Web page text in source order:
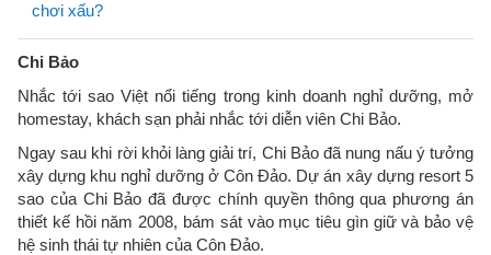
chơi xấu?
Chi Bảo
Nhắc tới sao Việt nổi tiếng trong kinh doanh nghỉ dưỡng, mở
homestay, khách sạn phải nhắc tới diễn viên Chi Bảo.
Ngay sau khi rời khỏi làng giải trí, Chi Bảo đã nung nấu ý tưởng
xây dựng khu nghỉ dưỡng ở Côn Đảo. Dự án xây dựng resort 5
sao của Chi Bảo đã được chính quyền thông qua phương án
thiết kế hồi năm 2008, bám sát vào mục tiêu gìn giữ và bảo vệ
hệ sinh thái tự nhiên của Côn Đảo.